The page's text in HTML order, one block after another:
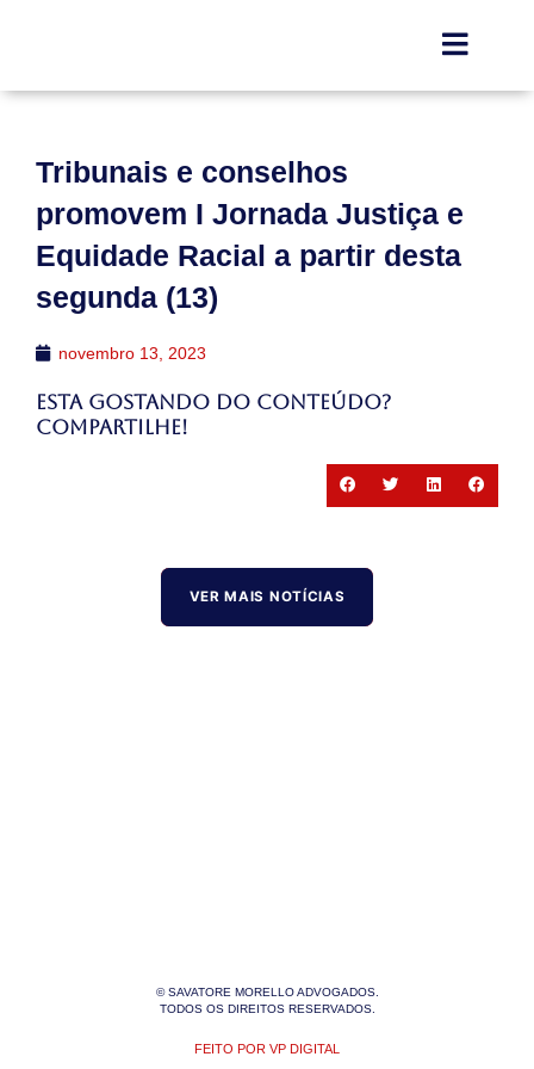
Tribunais e conselhos
promovem I Jornada Justiça e
Equidade Racial a partir desta
segunda (13)
novembro 13, 2023
Esta gostando do conteúdo?
Compartilhe!
VER MAIS NOTÍCIAS
© SAVATORE MORELLO ADVOGADOS.
TODOS OS DIREITOS RESERVADOS.
FEITO POR VP DIGITAL